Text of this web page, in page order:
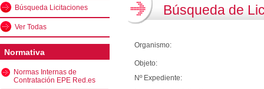
Búsqueda Licitaciones
Ver Todas
Normativa
Normas Internas de
Contratación EPE Red.es
Búsqueda de
Organismo:
Objeto:
Nº Expediente: